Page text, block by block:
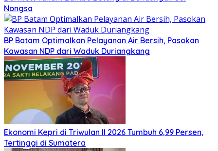
Nongsa
BP Batam Optimalkan Pelayanan Air Bersih, Pasokan
Kawasan NDP dari Waduk Duriangkang
Ekonomi Kepri di Triwulan II 2026 Tumbuh 6,99 Persen,
Tertinggi di Sumatera